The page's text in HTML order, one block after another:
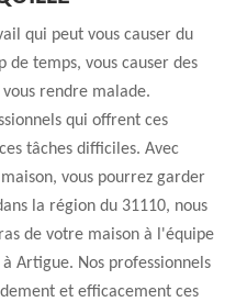
qui peut vous causer du
de temps, vous causer des
rendre malade.
qui offrent ces
tâches difficiles. Avec
vous pourrez garder
la région du 31110, nous
de votre maison à l'équipe
Artigue. Nos professionnels
et efficacement ces